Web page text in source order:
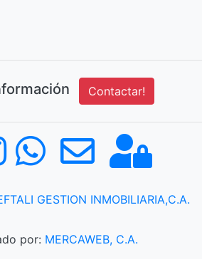
Contactar!
GESTION INMOBILIARIA,C.A.
por: MERCAWEB, C.A.